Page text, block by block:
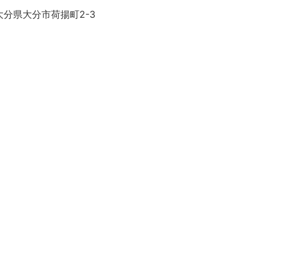
分県大分市荷揚町2-3